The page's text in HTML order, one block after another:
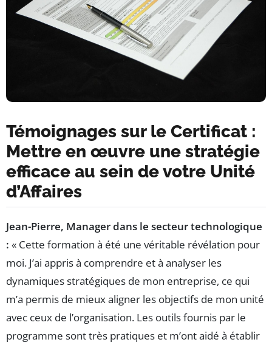
Témoignages sur le Certificat :
Mettre en œuvre une stratégie
efficace au sein de votre Unité
d’Affaires
Jean-Pierre, Manager dans le secteur technologique
: « Cette formation à été une véritable révélation pour
moi. J’ai appris à comprendre et à analyser les
dynamiques stratégiques de mon entreprise, ce qui
m’a permis de mieux aligner les objectifs de mon unité
avec ceux de l’organisation. Les outils fournis par le
programme sont très pratiques et m’ont aidé à établir